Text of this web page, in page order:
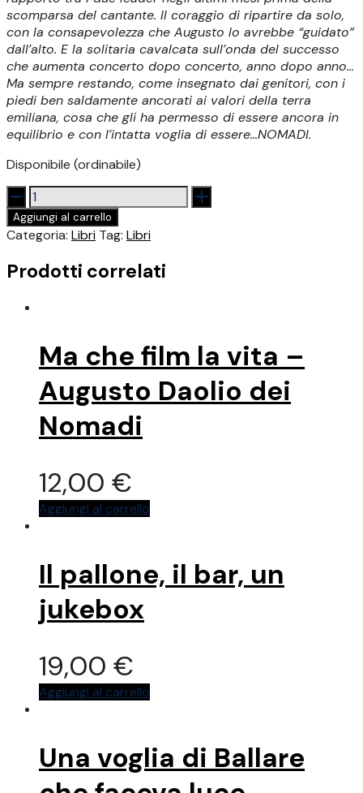
scomparsa del cantante. Il coraggio di ripartire da solo,
con la consapevolezza che Augusto lo avrebbe “guidato”
dall’alto. E la solitaria cavalcata sull’onda del successo
che aumenta concerto dopo concerto, anno dopo anno…
Ma sempre restando, come insegnato dai genitori, con i
piedi ben saldamente ancorati ai valori della terra
emiliana, cosa che gli ha permesso di essere ancora in
equilibrio e con l’intatta voglia di essere…NOMADI.
Disponibile (ordinabile)
Soldi
in
tasca
non
ne
ho
lassù
rimasto
Aggiungi al carrello
Categoria: Libri Tag: Libri
Prodotti correlati
Ma che film la vita –
Augusto Daolio dei
Nomadi
12,00 €
Aggiungi al carrello
Il pallone, il bar, un
jukebox
19,00 €
Aggiungi al carrello
Una voglia di Ballare